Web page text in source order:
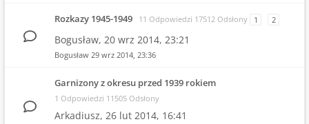
Rozkazy 1945-1949 11 Odpowiedzi 17512 Odsłony 1 2
Bogusław, 20 wrz 2014, 23:21
Bogusław 29 wrz 2014, 23:36
Garnizony z okresu przed 1939 rokiem
1 Odpowiedzi 11505 Odsłony
Arkadiusz, 26 lut 2014, 16:41